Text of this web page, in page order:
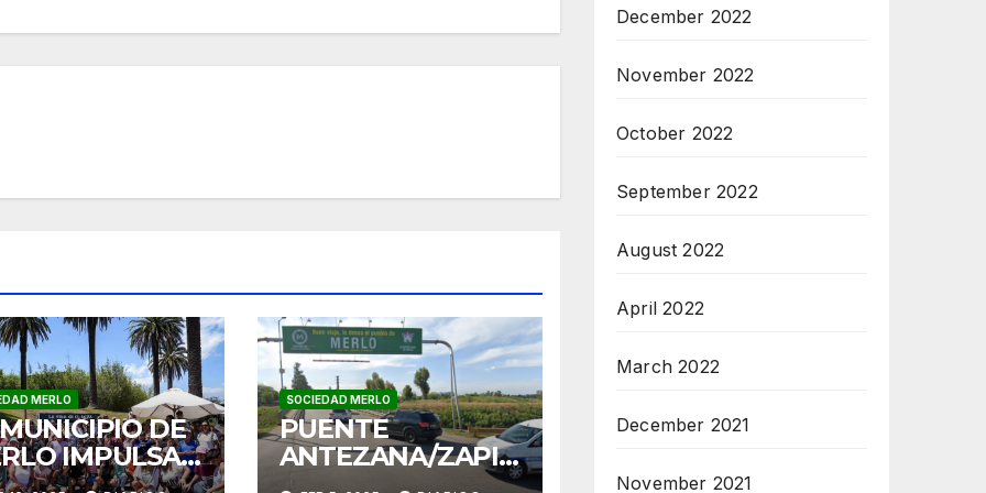
MERLO
DE
IMPULSA
SOCIEDAD MERLO
PUENTE
ANTEZANA/ZAPIO
LA CERRADO
December 2022
November 2022
October 2022
September 2022
August 2022
April 2022
March 2022
December 2021
November 2021